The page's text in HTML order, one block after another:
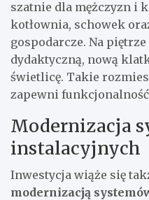
szatnie dla mężczyzn i
kotłownia, schowek
gospodarcze. Na
dydaktyczną, nową
świetlicę. Takie
zapewni
Modernizacja
instalacyjnych
Inwestycja wiąże się
modernizacją